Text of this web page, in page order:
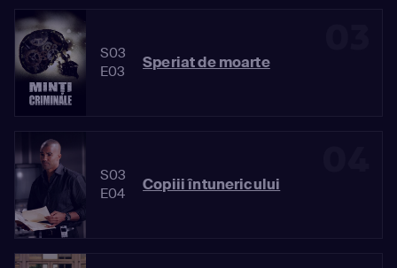
S03
E03
Speriat de moarte
S03
E04
Copiii întunericului